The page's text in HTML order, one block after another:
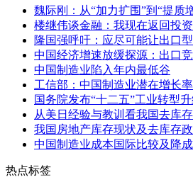
魏际刚：从“加力扩围”到“提质
楼继伟谈金融：我现在返回投
隆国强呼吁：应尽可能让出口
中国经济增速放缓探源：出口
中国制造业陷入年内最低谷
工信部：中国制造业潜在增长
国务院发布“十二五”工业转型升
从美日经验与教训看我国去库
我国房地产库存现状及去库存
中国制造业成本国际比较及降
热点标签